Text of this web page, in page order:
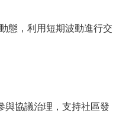
態，利用短期波動進行交
與協議治理，支持社區發